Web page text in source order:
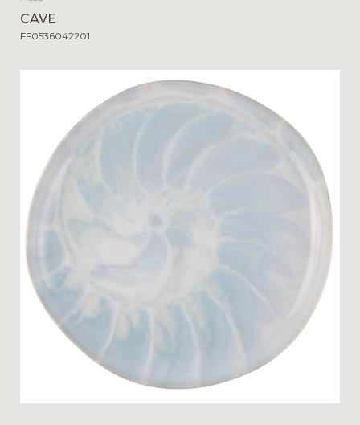
CAVE
FF0536042201